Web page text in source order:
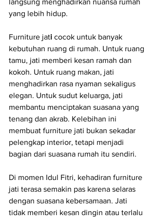
langsung menghadirkan nuansa rumah
yang lebih hidup.
Furniture jati cocok untuk banyak
kebutuhan ruang di rumah. Untuk ruang
tamu, jati memberi kesan ramah dan
kokoh. Untuk ruang makan, jati
menghadirkan rasa nyaman sekaligus
elegan. Untuk sudut keluarga, jati
membantu menciptakan suasana yang
tenang dan akrab. Kelebihan ini
membuat furniture jati bukan sekadar
pelengkap interior, tetapi menjadi
bagian dari suasana rumah itu sendiri.
Di momen Idul Fitri, kehadiran furniture
jati terasa semakin pas karena selaras
dengan suasana kebersamaan. Jati
tidak memberi kesan dingin atau terlalu